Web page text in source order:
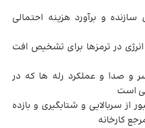
سازنده و برآورد هزینه احتمالی
در ترمزها برای تشخیص افت
و صدا و عملکرد رله ها که در
است
از سربالایی و شتابگیری و بازده
کارخانه